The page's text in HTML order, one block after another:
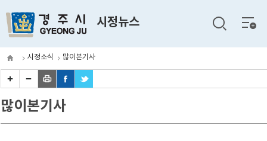
시정뉴스
전체
메뉴
시정소식 많이본기사
많이본기사